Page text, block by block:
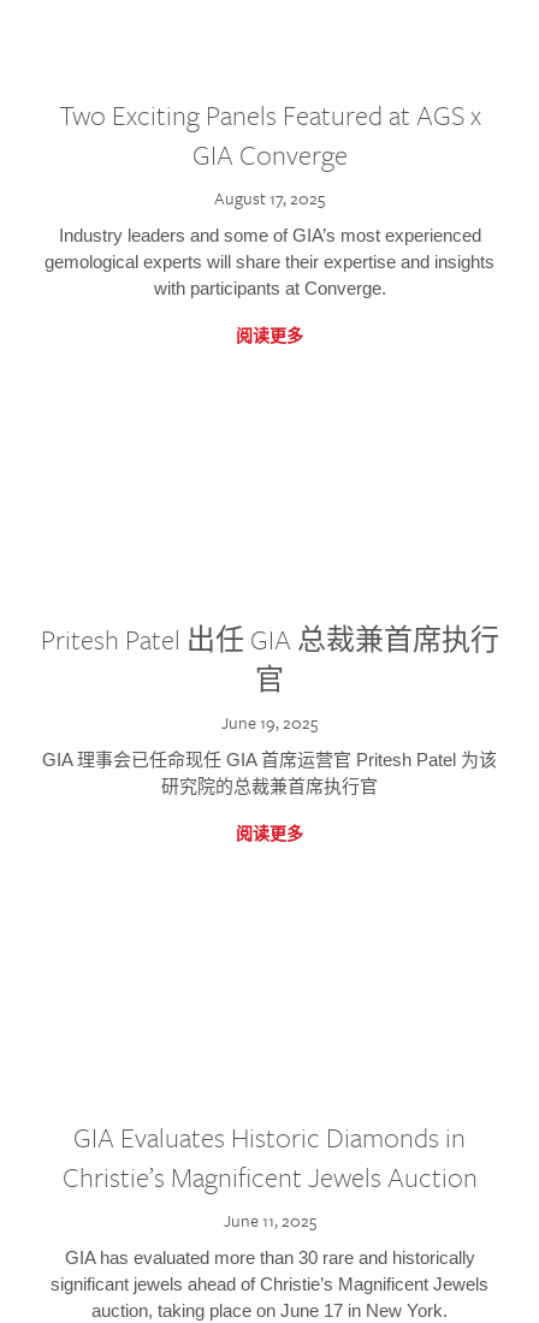
Two Exciting Panels Featured at AGS x
GIA Converge
August 17, 2025
Industry leaders and some of GIA’s most experienced
gemological experts will share their expertise and insights
with participants at Converge.
阅读更多
Pritesh Patel 出任 GIA 总裁兼首席执行
官
June 19, 2025
GIA 理事会已任命现任 GIA 首席运营官 Pritesh Patel 为该
研究院的总裁兼首席执行官
阅读更多
GIA Evaluates Historic Diamonds in
Christie’s Magnificent Jewels Auction
June 11, 2025
GIA has evaluated more than 30 rare and historically
significant jewels ahead of Christie’s Magnificent Jewels
auction, taking place on June 17 in New York.